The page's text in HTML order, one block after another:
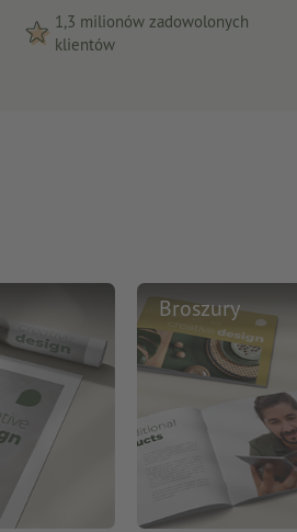
1,3 milionów zadowolonych
klientów
Broszury